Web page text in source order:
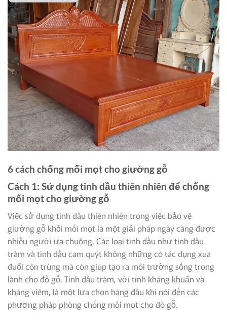
6 cách chống mối mọt cho giường gỗ
Cách 1: Sử dụng tinh dầu thiên nhiên để chống
mối mọt cho giường gỗ
Việc sử dụng tinh dầu thiên nhiên trong việc bảo vệ
giường gỗ khỏi mối mọt là một giải pháp ngày càng được
nhiều người ưa chuộng. Các loại tinh dầu như tinh dầu
tràm và tinh dầu cam quýt không những có tác dụng xua
đuổi côn trùng mà còn giúp tạo ra môi trường sống trong
lành cho đồ gỗ. Tinh dầu tràm, với tính kháng khuẩn và
kháng viêm, là một lựa chọn hàng đầu khi nói đến các
phương pháp phòng chống mối mọt cho đồ gỗ.